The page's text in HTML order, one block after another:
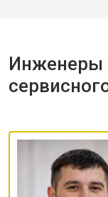
Инженеры